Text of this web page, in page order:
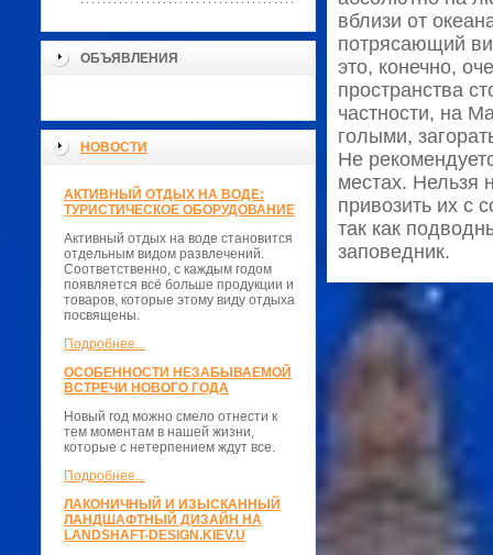
ОБЪЯВЛЕНИЯ
НОВОСТИ
АКТИВНЫЙ ОТДЫХ НА ВОДЕ:
ТУРИСТИЧЕСКОЕ ОБОРУДОВАНИЕ
Активный отдых на воде становится
отдельным видом развлечений.
Соответственно, с каждым годом
появляется всё больше продукции и
товаров, которые этому виду отдыха
посвящены.
Подробнее...
ОСОБЕННОСТИ НЕЗАБЫВАЕМОЙ
ВСТРЕЧИ НОВОГО ГОДА
Новый год можно смело отнести к
тем моментам в нашей жизни,
которые с нетерпением ждут все.
Подробнее...
ЛАКОНИЧНЫЙ И ИЗЫСКАННЫЙ
ЛАНДШАФТНЫЙ ДИЗАЙН НА
LANDSHAFT-DESIGN.KIEV.U
вблизи от
потрясающий
это, конечно,
пространства
частности, на
голыми,
Не
местах. Нельзя
привозить их с
так как
заповедник.